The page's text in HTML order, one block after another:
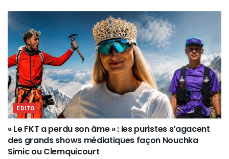
EDITO
« Le FKT a perdu son âme » : les puristes s’agacent
des grands shows médiatiques façon Nouchka
Simic ou Clemquicourt